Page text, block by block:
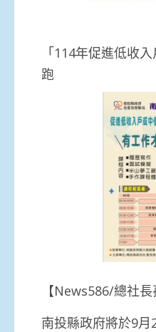
「114年促進低收
跑
【News586/總社長
南投縣政府將於9